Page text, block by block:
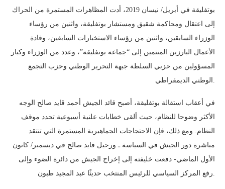
بوتفليقة في أبريل/ نيسان 2019، أدت المظاهرات المستمرة من الحراك
إلى اعتقال ومحاكمة شقيق ومستشار بوتفليقة، واثنين من رؤساء
الوزراء السابقين، واثنين من رؤساء الاستخبارات السابقين، وقادة
الأعمال البارزين المنتمين إلى “جماعة بوتفليقة”، وعدد من الوزراء وكبار
المسؤولين من حزبي السلطة جبهة التحرير الوطني وحزب التجمع
الوطني الديمقراطي.
في أعقاب استقالة بوتفليقة، أصبح قائد الجيش أحمد قايد صالح الوجه
الأكثر وضوحا للنظام، حيث ألقى خطابات علنية أسبوعية تحدد موقف
النظام. ومع ذلك، فإن الاحتجاجات الجماهيرية المستمرة التي تنتقد
مباشرة دور الجيش في السياسة ـ ورحيل قايد صالح في ديسمبر/ كانون
الأول الماضي- دفعت خليفته إلى إخراج الجيش من دائرة الضوء وإلى
رفع المركز السياسي للرئيس المنتخب حديثًا عبد المجيد طبون.